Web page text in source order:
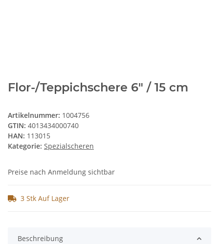
Flor-/Teppichschere 6" / 15 cm
Artikelnummer: 1004756
GTIN: 4013434000740
HAN: 113015
Kategorie: Spezialscheren
Preise nach Anmeldung sichtbar
3 Stk Auf Lager
Beschreibung